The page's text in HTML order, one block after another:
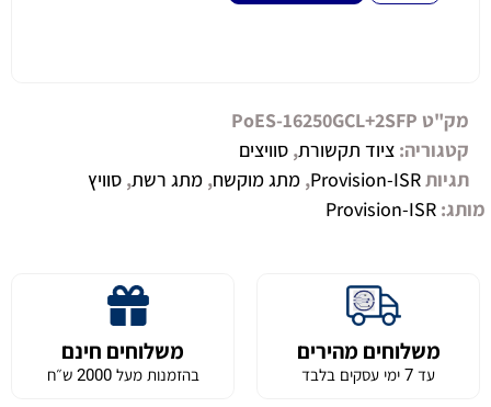
מק"ט PoES-16250GCL+2SFP
קטגוריה: ציוד תקשורת, סוויצים
תגיותProvision-ISR
, מתג מוקשח, מתג רשת, סוויץ
מותג:Provision-ISR
משלוחים מהירים
עד 7 ימי עסקים בלבד
משלוחים חינם
בהזמנות מעל 2000 ש״ח